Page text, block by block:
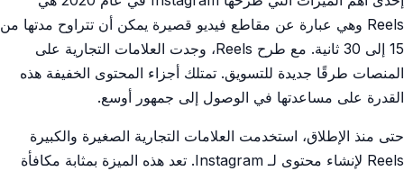
Reels وهي عبارة عن مقاطع فيديو قصيرة يمكن أن تتراوح مدتها من
15 إلى 30 ثانية. مع طرح Reels، وجدت العلامات التجارية على
المنصات طرقًا جديدة للتسويق. تمتلك أجزاء المحتوى الخفيفة هذه
القدرة على مساعدتها في الوصول إلى جمهور أوسع.
حتى منذ الإطلاق، استخدمت العلامات التجارية الصغيرة والكبيرة
Reels لإنشاء محتوى لـ Instagram. تعد هذه الميزة بمثابة مكافأة